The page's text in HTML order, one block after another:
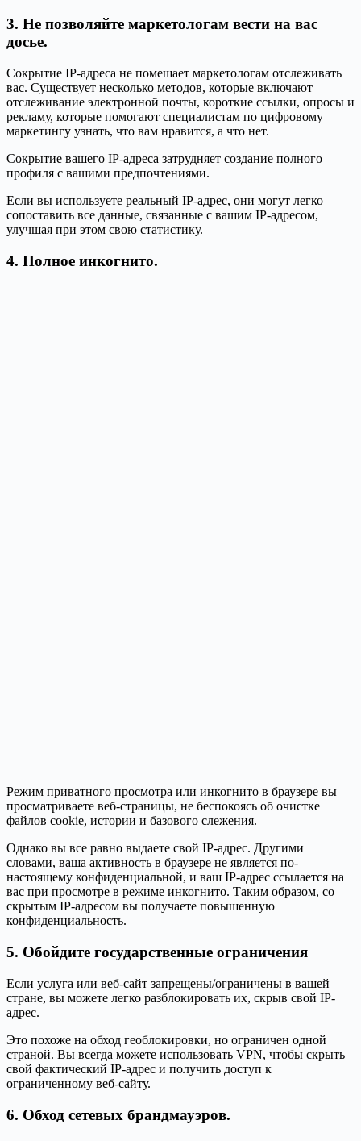
3. Не позволяйте маркетологам вести на вас
досье.
Сокрытие IP-адреса не помешает маркетологам отслеживать
вас. Существует несколько методов, которые включают
отслеживание электронной почты, короткие ссылки, опросы и
рекламу, которые помогают специалистам по цифровому
маркетингу узнать, что вам нравится, а что нет.
Сокрытие вашего IP-адреса затрудняет создание полного
профиля с вашими предпочтениями.
Если вы используете реальный IP-адрес, они могут легко
сопоставить все данные, связанные с вашим IP-адресом,
улучшая при этом свою статистику.
4. Полное инкогнито.
Режим приватного просмотра или инкогнито в браузере вы
просматриваете веб-страницы, не беспокоясь об очистке
файлов cookie, истории и базового слежения.
Однако вы все равно выдаете свой IP-адрес. Другими
словами, ваша активность в браузере не является по-
настоящему конфиденциальной, и ваш IP-адрес ссылается на
вас при просмотре в режиме инкогнито. Таким образом, со
скрытым IP-адресом вы получаете повышенную
конфиденциальность.
5. Обойдите государственные ограничения
Если услуга или веб-сайт запрещены/ограничены в вашей
стране, вы можете легко разблокировать их, скрыв свой IP-
адрес.
Это похоже на обход геоблокировки, но ограничен одной
страной. Вы всегда можете использовать VPN, чтобы скрыть
свой фактический IP-адрес и получить доступ к
ограниченному веб-сайту.
6. Обход сетевых брандмауэров.